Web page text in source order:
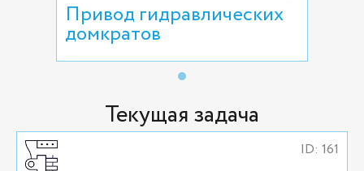
Привод гидравлических
домкратов
Текущая задача
ID: 161